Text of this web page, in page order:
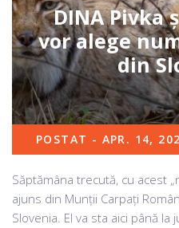
DINA Pivka
vor alege
din
POSTAT - APR. 14,
Săptămâna trecută, cu acest
ajuns din Munții Carpați
Slovenia. El va sta aici până la